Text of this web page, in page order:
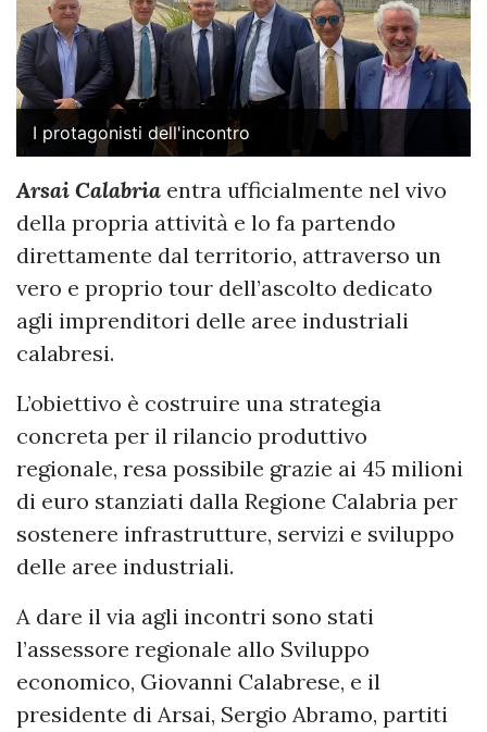
I protagonisti dell'incontro
Arsai Calabria entra ufficialmente nel vivo
della propria attività e lo fa partendo
direttamente dal territorio, attraverso un
vero e proprio tour dell’ascolto dedicato
agli imprenditori delle aree industriali
calabresi.
L’obiettivo è costruire una strategia
concreta per il rilancio produttivo
regionale, resa possibile grazie ai 45 milioni
di euro stanziati dalla Regione Calabria per
sostenere infrastrutture, servizi e sviluppo
delle aree industriali.
A dare il via agli incontri sono stati
l’assessore regionale allo Sviluppo
economico, Giovanni Calabrese, e il
presidente di Arsai, Sergio Abramo, partiti